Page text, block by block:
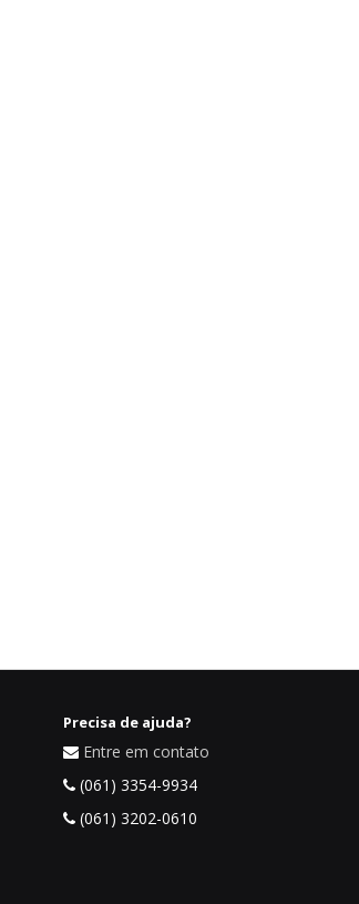
Precisa de ajuda?
Entre em contato
(061) 3354-9934
(061) 3202-0610